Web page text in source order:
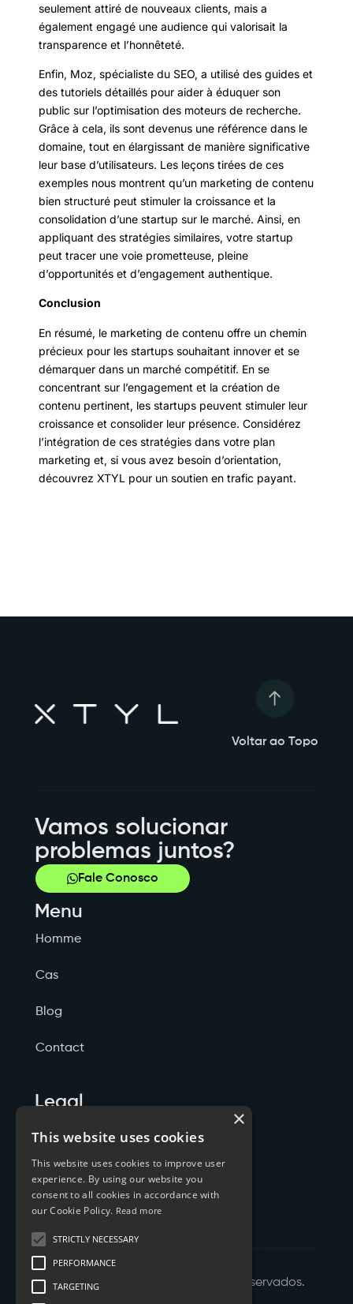
seulement attiré de nouveaux clients, mais a
également engagé une audience qui valorisait la
transparence et l’honnêteté.
Enfin, Moz, spécialiste du SEO, a utilisé des guides et
des tutoriels détaillés pour aider à éduquer son
public sur l’optimisation des moteurs de recherche.
Grâce à cela, ils sont devenus une référence dans le
domaine, tout en élargissant de manière significative
leur base d’utilisateurs. Les leçons tirées de ces
exemples nous montrent qu’un marketing de contenu
bien structuré peut stimuler la croissance et la
consolidation d’une startup sur le marché. Ainsi, en
appliquant des stratégies similaires, votre startup
peut tracer une voie prometteuse, pleine
d’opportunités et d’engagement authentique.
Conclusion
En résumé, le marketing de contenu offre un chemin
précieux pour les startups souhaitant innover et se
démarquer dans un marché compétitif. En se
concentrant sur l’engagement et la création de
contenu pertinent, les startups peuvent stimuler leur
croissance et consolider leur présence. Considérez
l’intégration de ces stratégies dans votre plan
marketing et, si vous avez besoin d’orientation,
découvrez XTYL pour un soutien en trafic payant.
Voltar ao Topo
Vamos solucionar
problemas juntos?
Fale Conosco
Menu
Homme
Cas
Blog
Contact
Legal
Politicas de Privacidade
Termos de Serviço
Cookies
©2026XTYL - Todos os Direitos Reservados.
×
This website uses cookies
This website uses cookies to improve user
experience. By using our website you
consent to all cookies in accordance with
our Cookie Policy. Read more
STRICTLY NECESSARY
PERFORMANCE
TARGETING